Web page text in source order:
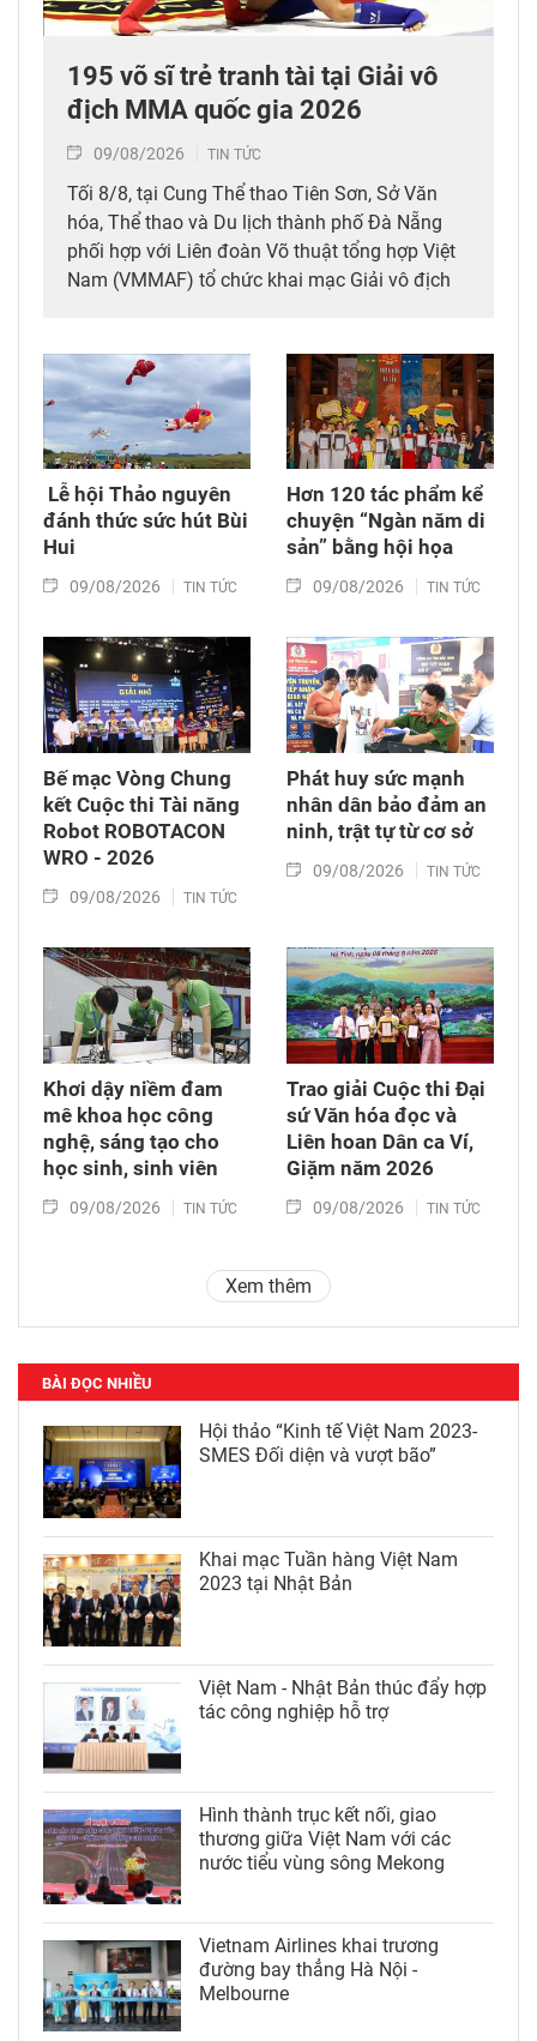
195 võ sĩ trẻ tranh tài tại Giải vô
địch MMA quốc gia 2026
09/08/2026 TIN TỨC
Tối 8/8, tại Cung Thể thao Tiên Sơn, Sở Văn
hóa, Thể thao và Du lịch thành phố Đà Nẵng
phối hợp với Liên đoàn Võ thuật tổng hợp Việt
Nam (VMMAF) tổ chức khai mạc Giải vô địch
​ Lễ hội Thảo nguyên
đánh thức sức hút Bùi
Hui
09/08/2026 TIN TỨC
Hơn 120 tác phẩm kể
chuyện “Ngàn năm di
sản” bằng hội họa
09/08/2026 TIN TỨC
Bế mạc Vòng Chung
kết Cuộc thi Tài năng
Robot ROBOTACON
WRO - 2026
09/08/2026 TIN TỨC
Phát huy sức mạnh
nhân dân bảo đảm an
ninh, trật tự từ cơ sở
09/08/2026 TIN TỨC
Khơi dậy niềm đam
mê khoa học công
nghệ, sáng tạo cho
học sinh, sinh viên
09/08/2026 TIN TỨC
Trao giải Cuộc thi Đại
sứ Văn hóa đọc và
Liên hoan Dân ca Ví,
Giặm năm 2026
09/08/2026 TIN TỨC
Xem thêm
BÀI ĐỌC NHIỀU
Hội thảo “Kinh tế Việt Nam 2023-
SMES Đối diện và vượt bão”
Khai mạc Tuần hàng Việt Nam
2023 tại Nhật Bản
Việt Nam - Nhật Bản thúc đẩy hợp
tác công nghiệp hỗ trợ
Hình thành trục kết nối, giao
thương giữa Việt Nam với các
nước tiểu vùng sông Mekong
Vietnam Airlines khai trương
đường bay thẳng Hà Nội -
Melbourne